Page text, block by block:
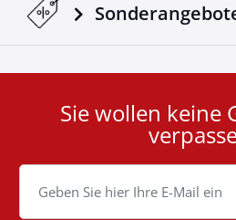
Cookie
Sie wollen keine